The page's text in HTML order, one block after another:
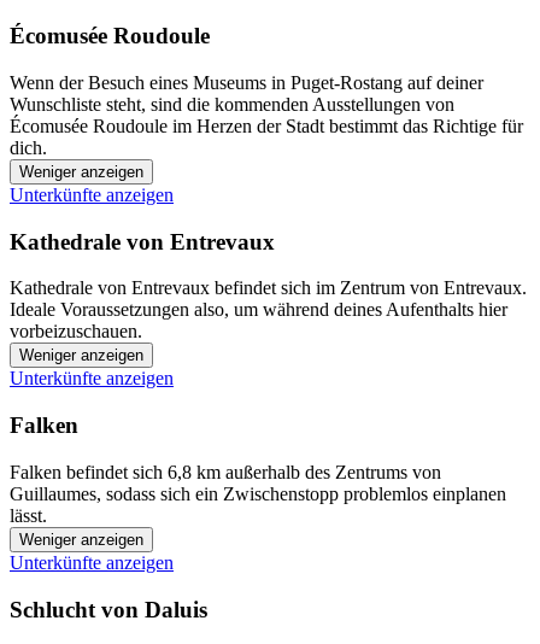
Écomusée Roudoule
Wenn der Besuch eines Museums in Puget-Rostang auf deiner
Wunschliste steht, sind die kommenden Ausstellungen von
Écomusée Roudoule im Herzen der Stadt bestimmt das Richtige für
dich.
Weniger anzeigen
Unterkünfte anzeigen
Kathedrale von Entrevaux
Kathedrale von Entrevaux befindet sich im Zentrum von Entrevaux.
Ideale Voraussetzungen also, um während deines Aufenthalts hier
vorbeizuschauen.
Weniger anzeigen
Unterkünfte anzeigen
Falken
Falken befindet sich 6,8 km außerhalb des Zentrums von
Guillaumes, sodass sich ein Zwischenstopp problemlos einplanen
lässt.
Weniger anzeigen
Unterkünfte anzeigen
Schlucht von Daluis